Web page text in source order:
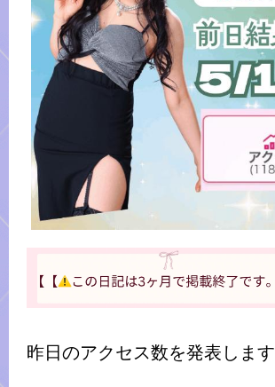
昨日のアクセス数を発表します